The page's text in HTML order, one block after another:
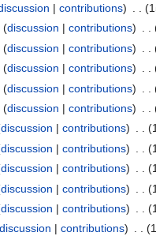
| contributions)
(discussion | contributions) . .
(discussion | contributions)
(discussion | contributions) . .
(discussion | contributions)
(discussion | contributions)
discussion | contributions) . .
discussion | contributions)
discussion | contributions)
discussion | contributions)
discussion | contributions)
| contributions) . .